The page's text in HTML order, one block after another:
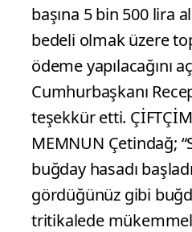
başına 5 bin 500 lira
bedeli olmak üzere
ödeme yapılacağını
Cumhurbaşkanı
teşekkür etti.
MEMNUN Çetindağ;
buğday hasadı
gördüğünüz gibi
tritikalede mükemmel